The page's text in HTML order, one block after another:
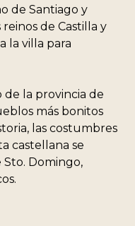
de Santiago y
de Castilla y
la villa para
la provincia de
más bonitos
las costumbres
castellana se
Sto. Domingo,